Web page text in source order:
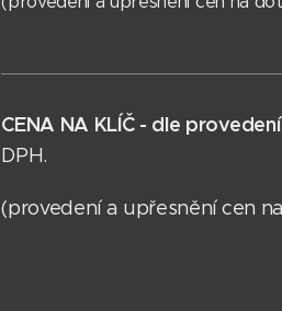
CENA NA KLÍČ - dle
DPH.
(provedení a upřesnění cen